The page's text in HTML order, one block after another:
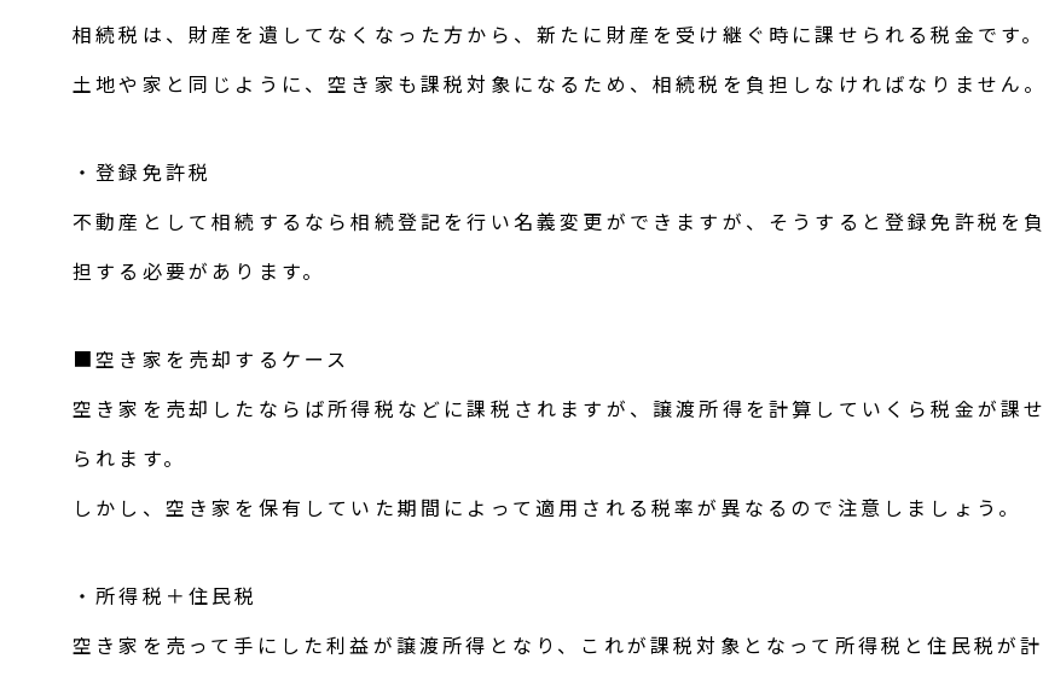
相続税は、財産を遺してなくなった方から、新たに財産を受け継ぐ時に課せられる税金です。
土地や家と同じように、空き家も課税対象になるため、相続税を負担しなければなりません。
・登録免許税
不動産として相続するなら相続登記を行い名義変更ができますが、そうすると登録免許税を負
担する必要があります。
■空き家を売却するケース
空き家を売却したならば所得税などに課税されますが、譲渡所得を計算していくら税金が課せ
られます。
しかし、空き家を保有していた期間によって適用される税率が異なるので注意しましょう。
・所得税＋住民税
空き家を売って手にした利益が譲渡所得となり、これが課税対象となって所得税と住民税が計